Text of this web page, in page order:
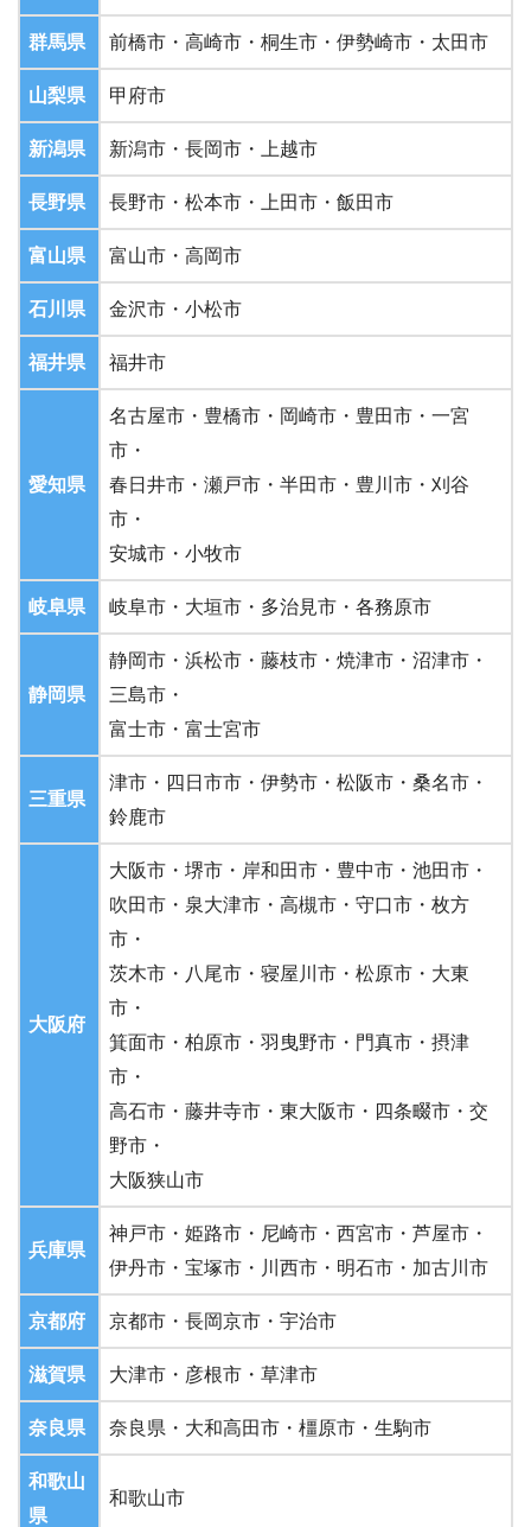
群馬県 前橋市・高崎市・桐生市・伊勢崎市・太田市
山梨県 甲府市
新潟県 新潟市・長岡市・上越市
長野県 長野市・松本市・上田市・飯田市
富山県 富山市・高岡市
石川県 金沢市・小松市
福井県 福井市
愛知県
名古屋市・豊橋市・岡崎市・豊田市・一宮
市・
春日井市・瀬戸市・半田市・豊川市・刈谷
市・
安城市・小牧市
岐阜県 岐阜市・大垣市・多治見市・各務原市
静岡県
静岡市・浜松市・藤枝市・焼津市・沼津市・
三島市・
富士市・富士宮市
三重県
津市・四日市市・伊勢市・松阪市・桑名市・
鈴鹿市
大阪府
大阪市・堺市・岸和田市・豊中市・池田市・
吹田市・泉大津市・高槻市・守口市・枚方
市・
茨木市・八尾市・寝屋川市・松原市・大東
市・
箕面市・柏原市・羽曳野市・門真市・摂津
市・
高石市・藤井寺市・東大阪市・四条畷市・交
野市・
大阪狭山市
兵庫県
神戸市・姫路市・尼崎市・西宮市・芦屋市・
伊丹市・宝塚市・川西市・明石市・加古川市
京都府 京都市・長岡京市・宇治市
滋賀県 大津市・彦根市・草津市
奈良県 奈良県・大和高田市・橿原市・生駒市
和歌山
県
和歌山市